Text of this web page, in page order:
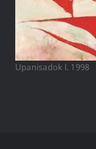
Upanisadok I. 1998